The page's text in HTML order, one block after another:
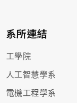
系所連結
工學院
人工智慧學系
電機工程學系